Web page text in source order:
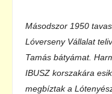
Másodszor 1950
Lóverseny Vállalat
Tamás bátyámat.
IBUSZ korszakára
megbíztak a